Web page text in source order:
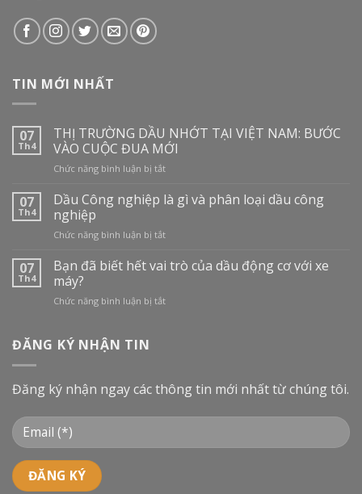
TIN MỚI NHẤT
07
Th4
THỊ TRƯỜNG DẦU NHỚT TẠI VIỆT NAM: BƯỚC
VÀO CUỘC ĐUA MỚI
Chức năng bình luận bị tắtở
TRƯỜNG
DẦU
TẠI
NAM:
CUỘC
07
Th4
Dầu Công nghiệp là gì và phân loại dầu công
nghiệp
Chức năng bình luận bị tắtở
Công
gì
nghiệp
07
Th4
Bạn đã biết hết vai trò của dầu động cơ với xe
máy?
Chức năng bình luận bị tắtở
trò
của
với
ĐĂNG KÝ NHẬN TIN
Đăng ký nhận ngay các thông tin mới nhất từ chúng tôi.